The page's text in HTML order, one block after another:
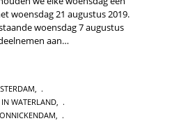
woensdag 21 augustus 2019.
woensdag 7 augustus
aan…
WATERLAND